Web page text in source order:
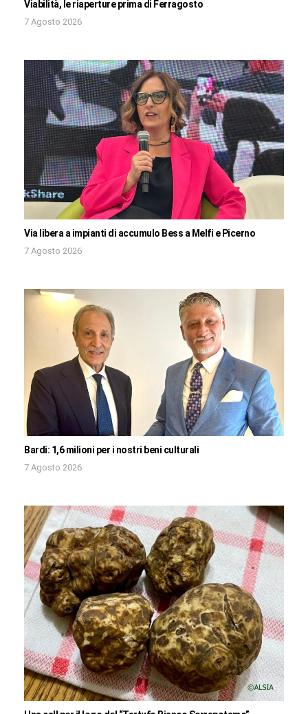
Viabilità, le riaperture prima di Ferragosto
7 Agosto 2026
Via libera a impianti di accumulo Bess a Melfi e Picerno
7 Agosto 2026
Bardi: 1,6 milioni per i nostri beni culturali
7 Agosto 2026